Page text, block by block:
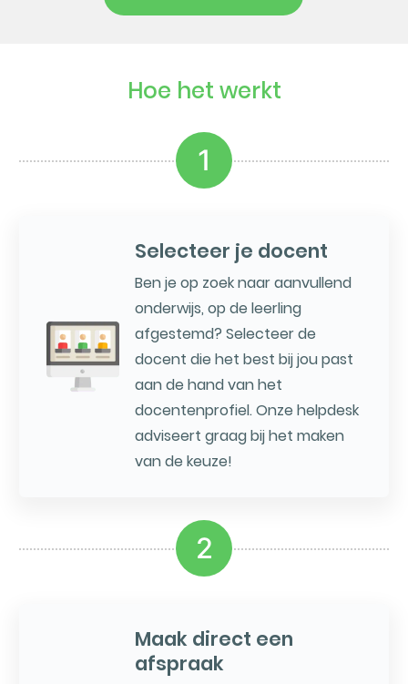
Hoe het werkt
1
Selecteer je docent
Ben je op zoek naar aanvullend
onderwijs, op de leerling
afgestemd? Selecteer de
docent die het best bij jou past
aan de hand van het
docentenprofiel. Onze helpdesk
adviseert graag bij het maken
van de keuze!
2
Maak direct een
afspraak